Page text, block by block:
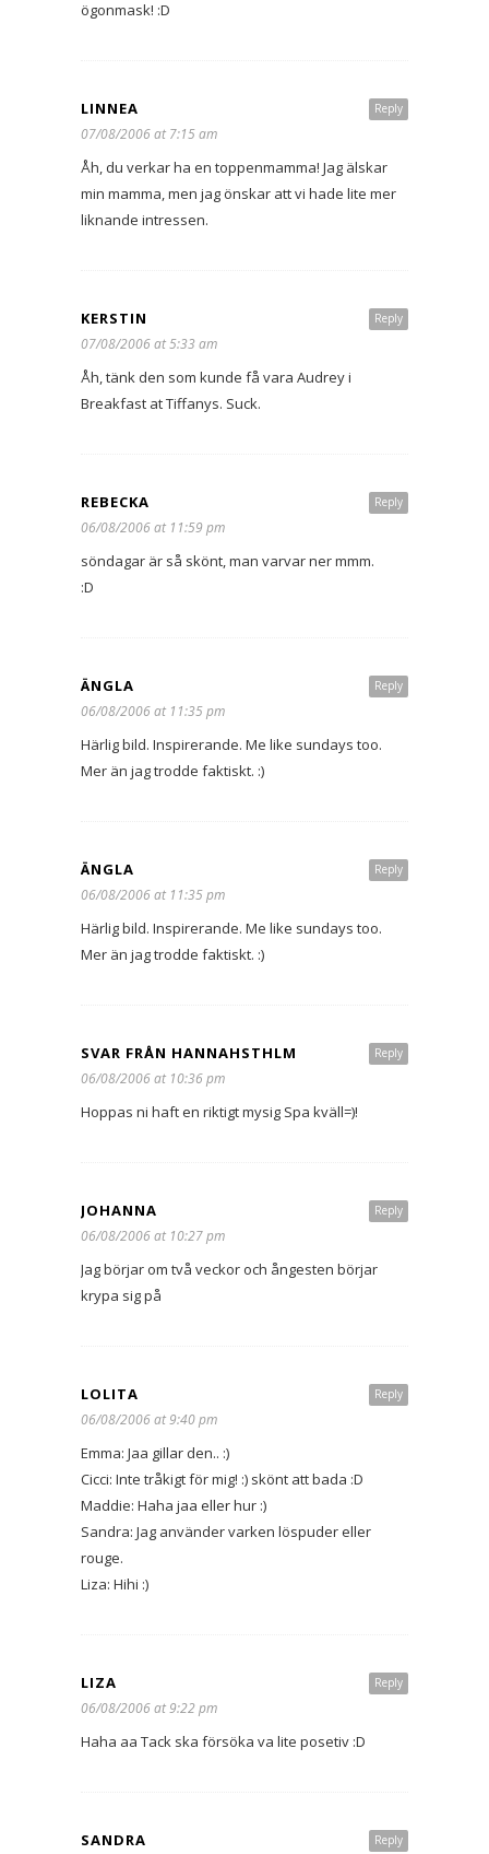
ögonmask! :D
Reply
LINNEA
07/08/2006 at 7:15 am
Åh, du verkar ha en toppenmamma! Jag älskar
min mamma, men jag önskar att vi hade lite mer
liknande intressen.
Reply
KERSTIN
07/08/2006 at 5:33 am
Åh, tänk den som kunde få vara Audrey i
Breakfast at Tiffanys. Suck.
Reply
REBECKA
06/08/2006 at 11:59 pm
söndagar är så skönt, man varvar ner mmm.
:D
Reply
ÄNGLA
06/08/2006 at 11:35 pm
Härlig bild. Inspirerande. Me like sundays too.
Mer än jag trodde faktiskt. :)
Reply
ÄNGLA
06/08/2006 at 11:35 pm
Härlig bild. Inspirerande. Me like sundays too.
Mer än jag trodde faktiskt. :)
Reply
SVAR FRÅN HANNAHSTHLM
06/08/2006 at 10:36 pm
Hoppas ni haft en riktigt mysig Spa kväll=)!
Reply
JOHANNA
06/08/2006 at 10:27 pm
Jag börjar om två veckor och ångesten börjar
krypa sig på
Reply
LOLITA
06/08/2006 at 9:40 pm
Emma: Jaa gillar den.. :)
Cicci: Inte tråkigt för mig! :) skönt att bada :D
Maddie: Haha jaa eller hur :)
Sandra: Jag använder varken löspuder eller
rouge.
Liza: Hihi :)
Reply
LIZA
06/08/2006 at 9:22 pm
Haha aa Tack ska försöka va lite posetiv :D
Reply
SANDRA